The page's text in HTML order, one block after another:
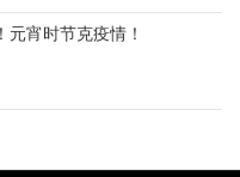
宵时节克疫情！